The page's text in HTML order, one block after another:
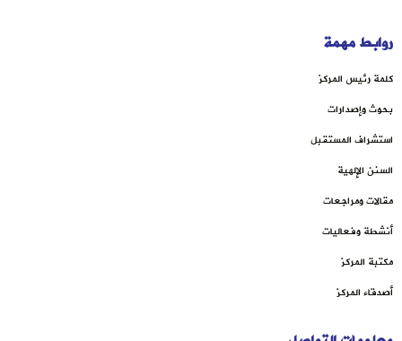
روابط مهمة
كلمة رئيس المركز
بحوث وإصدارات
استشراف المستقبل
السنن الإلهية
مقالات ومراجعات
أنشطة وفعاليات
مكتبة المركز
أصدقاء المركز